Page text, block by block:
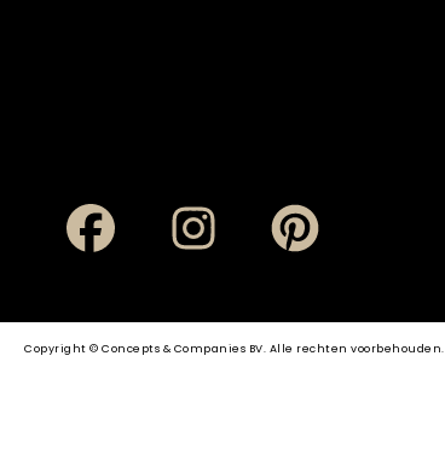
Copyright © Concepts & Companies BV. Alle rechten voorbehouden.